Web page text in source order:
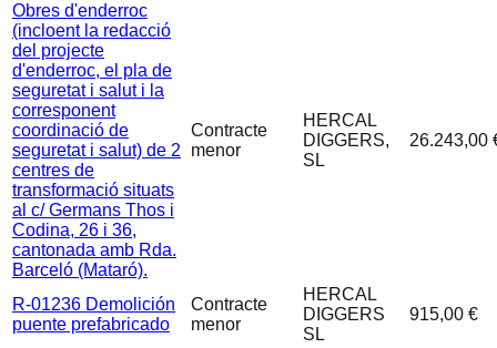
Obres d'enderroc
(incloent la redacció
del projecte
d'enderroc, el pla de
seguretat i salut i la
corresponent
coordinació de
seguretat i salut) de 2
centres de
transformació situats
al c/ Germans Thos i
Codina, 26 i 36,
cantonada amb Rda.
Barceló (Mataró).
Contracte
menor
HERCAL
DIGGERS,
SL
26.243,00
R-01236 Demolición
puente prefabricado
Contracte
menor
HERCAL
DIGGERS
SL
915,00 €